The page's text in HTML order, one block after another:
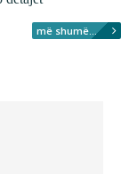
më shumë...